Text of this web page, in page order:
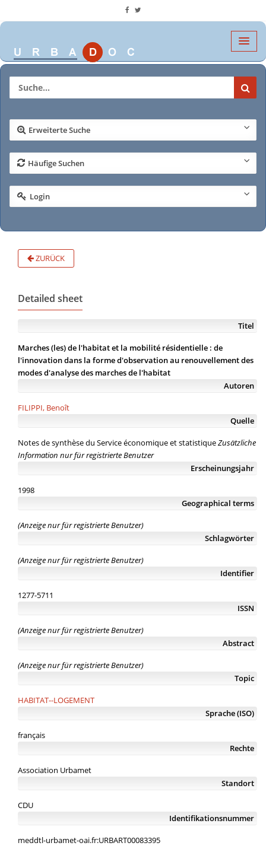
Erweiterte Suche
Häufige Suchen
Login
ZURÜCK
Detailed sheet
Titel
Marches (les) de l'habitat et la mobilité résidentielle : de
l'innovation dans la forme d'observation au renouvellement des
modes d'analyse des marches de l'habitat
Autoren
FILIPPI, Benoît
Quelle
Notes de synthèse du Service économique et statistiqueZusätzliche
Information nur für registrierte Benutzer
Erscheinungsjahr
1998
Geographical terms
(Anzeige nur für registrierte Benutzer)
Schlagwörter
(Anzeige nur für registrierte Benutzer)
Identifier
1277-5711
ISSN
(Anzeige nur für registrierte Benutzer)
Abstract
(Anzeige nur für registrierte Benutzer)
Topic
HABITAT--LOGEMENT
Sprache (ISO)
français
Rechte
Association Urbamet
Standort
CDU
Identifikationsnummer
meddtl-urbamet-oai.fr:URBART00083395